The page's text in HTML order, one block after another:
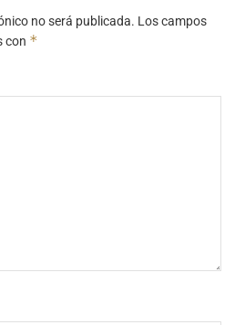
no será publicada. Los campos
con *